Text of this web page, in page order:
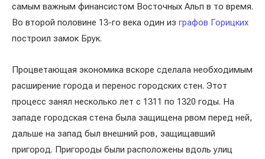
самым важным финансистом Восточных Альп в то время.
Во второй половине 13-го века один из графов Горицких
построил замок Брук.
Процветающая экономика вскоре сделала необходимым
расширение города и перенос городских стен. Этот
процесс занял несколько лет с 1311 по 1320 годы. На
западе городская стена была защищена рвом перед ней,
дальше на запад был внешний ров, защищавший
пригород. Пригороды были расположены вдоль улиц